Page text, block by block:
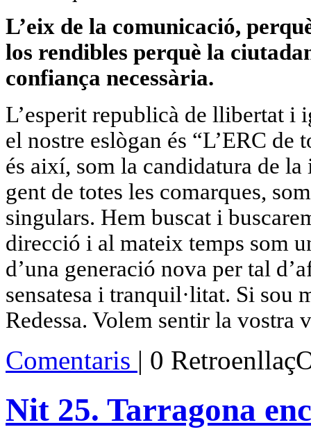
L’eix de la comunicació,
los rendibles perquè la
confiança necessària.
L’esperit republicà de llibertat i
el nostre eslògan és “L’ERC
és així, som la candidatura de
gent de totes les comarques,
singulars. Hem buscat i
direcció i al mateix temps som
d’una generació nova per tal
sensatesa i tranquil·litat. Si
Redessa. Volem sentir la vostra
Comentaris | 0
Nit 25. Tarragona